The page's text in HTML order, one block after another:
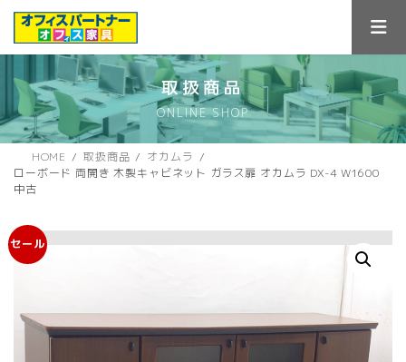
ス
キ
ン
に
取扱商品
ONLINE SHOP
HOME 取扱商品
オカムラ
ローボード 両開き 木製キャビネット ガラス扉 オカムラ DX-4 W1600
中古
セール